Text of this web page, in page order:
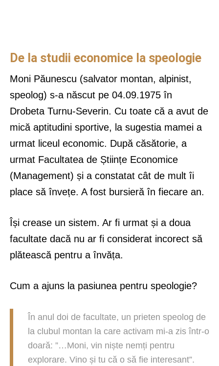
De la studii economice la speologie
Moni Păunescu (salvator montan, alpinist,
speolog) s-a născut pe 04.09.1975 în
Drobeta Turnu-Severin. Cu toate că a avut de
mică aptitudini sportive, la sugestia mamei a
urmat liceul economic. După căsătorie, a
urmat Facultatea de Științe Economice
(Management) și a constatat cât de mult îi
place să învețe. A fost bursieră în fiecare an.
Își crease un sistem. Ar fi urmat și a doua
facultate dacă nu ar fi considerat incorect să
plătească pentru a învăța.
Cum a ajuns la pasiunea pentru speologie?
În anul doi de facultate, un prieten speolog de
la clubul montan la care activam mi-a zis într-o
doară: ”…Moni, vin niște nemți pentru
explorare. Vino și tu că o să fie interesant”.